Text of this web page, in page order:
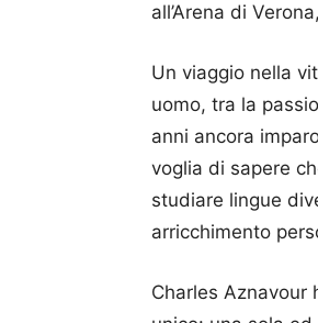
all’Arena di
Un viaggio nella
uomo, tra la
anni ancora
voglia di sapere
studiare lingue
arricchimento
Charles Aznavour